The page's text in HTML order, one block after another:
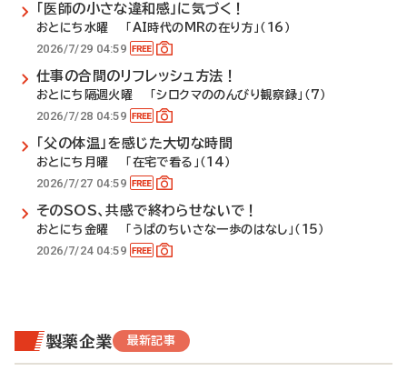
「医師の小さな違和感」に気づく！
おとにち水曜 「AI時代のMRの在り方」（16）
2026/7/29 04:59
仕事の合間のリフレッシュ方法！
おとにち隔週火曜 「シロクマののんびり観察録」（7）
2026/7/28 04:59
「父の体温」を感じた大切な時間
おとにち月曜 「在宅で看る」（14）
2026/7/27 04:59
そのSOS、共感で終わらせないで！
おとにち金曜 「うぱのちいさな一歩のはなし」（15）
2026/7/24 04:59
製薬企業 最新記事